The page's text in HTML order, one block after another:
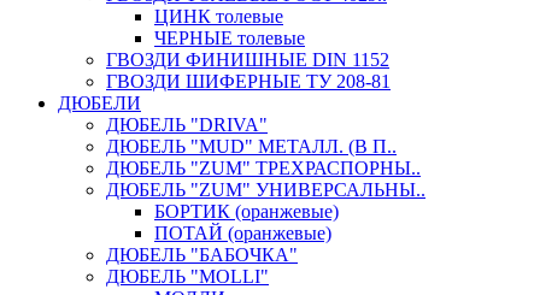
ЦИНК толевые
ЧЕРНЫЕ толевые
ГВОЗДИ ФИНИШНЫЕ DIN 1152
ГВОЗДИ ШИФЕРНЫЕ ТУ 208-81
ДЮБЕЛИ
ДЮБЕЛЬ "DRIVA"
ДЮБЕЛЬ "MUD" МЕТАЛЛ. (В П..
ДЮБЕЛЬ "ZUM" ТРЕХРАСПОРНЫ..
ДЮБЕЛЬ "ZUM" УНИВЕРСАЛЬНЫ..
БОРТИК (оранжевые)
ПОТАЙ (оранжевые)
ДЮБЕЛЬ "БАБОЧКА"
ДЮБЕЛЬ "МOLLI"